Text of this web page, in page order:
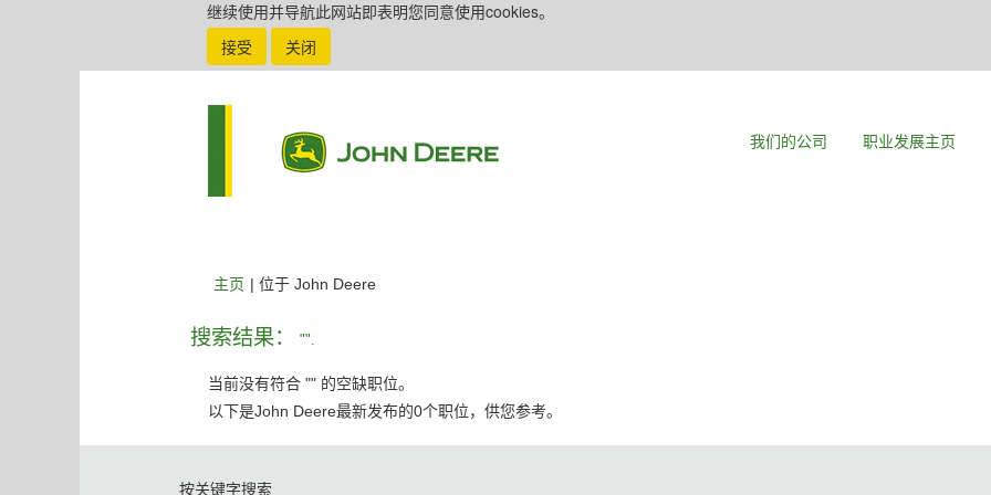
继续使用并导航此网站即表明您同意使用cookies。
接受
关闭
我们的公司 职业发展主页
主页 | 位于 John Deere（当
搜索结果： "".
当前没有符合 "" 的空缺职位。
以下是John Deere最新发布的0个职位，供您参考。
按关键字搜索